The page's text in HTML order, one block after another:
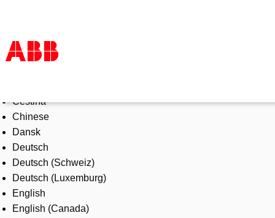
Products & Solutions
Industries
Services
About us
Where to buy
Contact us
Careers
Čeština
Chinese
Dansk
Deutsch
Deutsch (Schweiz)
Deutsch (Luxemburg)
English
English (Canada)